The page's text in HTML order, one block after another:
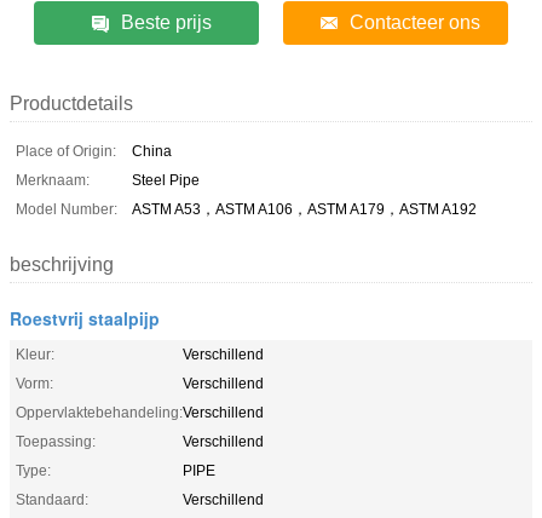
Beste prijs Contacteer ons
Productdetails
Place of Origin:
China
Merknaam:
Steel Pipe
Model Number:
ASTM A53，ASTM A106，ASTM A179，ASTM A192
beschrijving
Roestvrij staalpijp
Kleur:
Verschillend
Vorm:
Verschillend
Oppervlaktebehandeling:Verschillend
Toepassing:
Verschillend
Type:
PIPE
Standaard:
Verschillend